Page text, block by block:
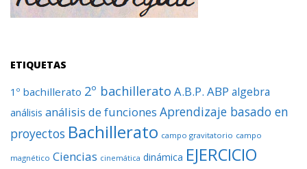
ETIQUETAS
1º bachillerato 2º bachillerato A.B.P. ABP algebra
análisis análisis de funciones Aprendizaje basado en
proyectos Bachillerato campo gravitatorio campo
magnético Ciencias cinemática dinámica EJERCICIO